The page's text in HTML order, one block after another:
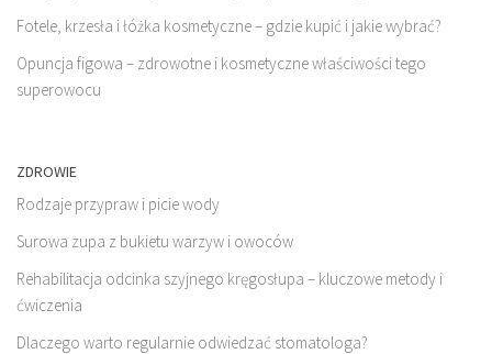
Fotele, krzesła i łóżka kosmetyczne – gdzie kupić i jakie wybrać?
Opuncja figowa – zdrowotne i kosmetyczne właściwości tego
superowocu
ZDROWIE
Rodzaje przypraw i picie wody
Surowa zupa z bukietu warzyw i owoców
Rehabilitacja odcinka szyjnego kręgosłupa – kluczowe metody i
ćwiczenia
Dlaczego warto regularnie odwiedzać stomatologa?